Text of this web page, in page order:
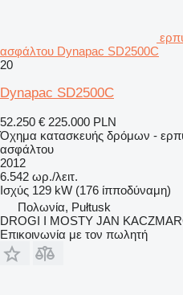
ασφάλτου Dynapac SD2500C
20
Dynapac SD2500C
52.250 € 225.000 PLN
Όχημα κατασκευής δρόμων -
ασφάλτου
2012
6.542 ωρ./λειτ.
Ισχύς 129 kW (176 ίπποδύναμη)
Πολωνία, Pułtusk
DROGI I MOSTY JAN
Επικοινωνία με τον πωλητή